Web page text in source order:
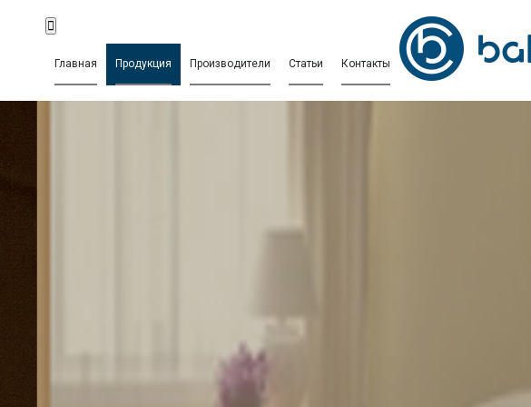
Главная Продукция Производители Статьи Контакты